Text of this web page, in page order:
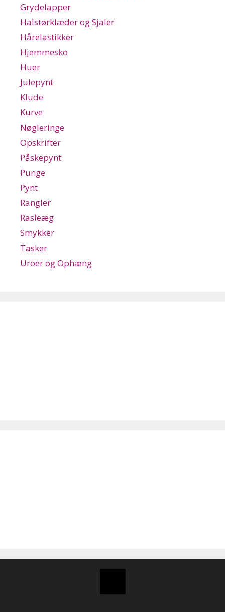
Grydelapper
Halstørklæder og Sjaler
Hårelastikker
Hjemmesko
Huer
Julepynt
Klude
Kurve
Nøgleringe
Opskrifter
Påskepynt
Punge
Pynt
Rangler
Rasleæg
Smykker
Tasker
Uroer og Ophæng